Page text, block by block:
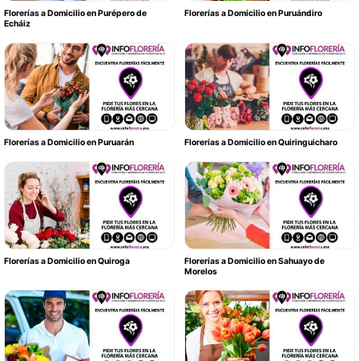
Florerías a Domicilio en Purépero de
Echáiz
Florerías a Domicilio en Puruándiro
Florerías a Domicilio en Puruarán Florerías a Domicilio en Quiringuicharo
Florerías a Domicilio en Quiroga
Florerías a Domicilio en Sahuayo de
Morelos